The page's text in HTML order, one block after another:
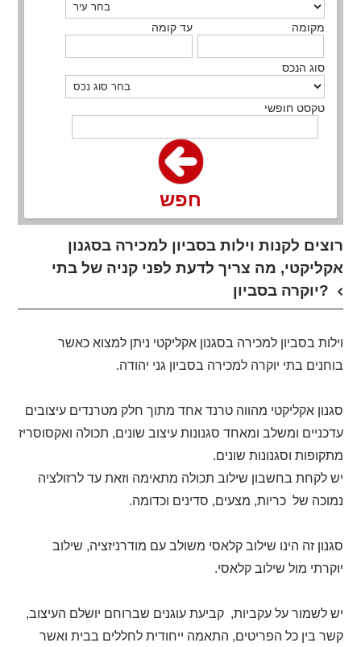
מקומה עד קומה
סוג הנכס
טקסט חופשי
חפש
רוצים לקנות וילות בסביון למכירה בסגנון
אקליקטי, מה צריך לדעת לפני קניה של בתי
יוקרה בסביון?
וילות בסביון למכירה בסגנון אקליקטי ניתן למצוא כאשר
בוחנים בתי יוקרה למכירה בסביון גני יהודה.
סגנון אקליקטי מהווה טרנד אחד מתוך חלק מטרנדים עיצובים
עדכניים ומשלב ומאחד סגנונות עיצוב שונים, תכולה ואקסוסריז
מתקופות וסגנונות שונים.
יש לקחת בחשבון שילוב תכולה מתאימה וזאת עד לרזולציה
נמוכה של כריות, מצעים, סדינים וכדומה.
סגנון זה הינו שילוב קלאסי משולב עם מודרניזציה, שילוב
יוקרתי מול שילוב קלאסי.
יש לשמור על עקביות, קביעת עוגנים שברוחם יושלם העיצוב,
קשר בין כל הפריטים, התאמה ייחודית לחללים בבית ואשר